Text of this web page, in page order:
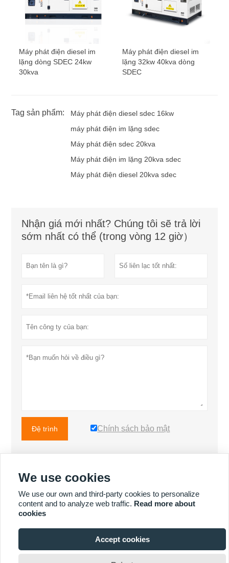

Máy phát điện diesel im
lặng dòng SDEC 24kw
30kva
Máy phát điện diesel im
lặng 32kw ​​40kva dòng
SDEC
Tag sản phẩm:
Máy phát điện diesel sdec 16kw
máy phát điện im lặng sdec
Máy phát điện sdec 20kva
Máy phát điện im lặng 20kva sdec
Máy phát điện diesel 20kva sdec
Nhận giá mới nhất? Chúng tôi sẽ trả lời
sớm nhất có thể (trong vòng 12 giờ）
Đệ trình Chính sách bảo mật
NHIỀU DỊCH VỤ HƠN
We use cookies
We use our own and third-party cookies to personalize
content and to analyze web traffic. Read more about
cookies
Accept cookies